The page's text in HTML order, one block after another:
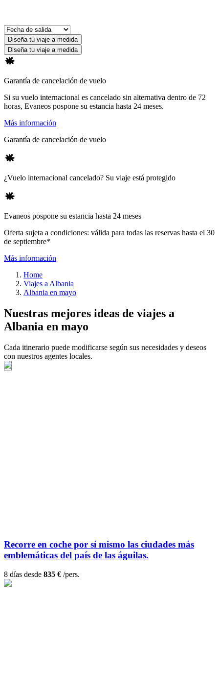
Diseña tu viaje a medida
Diseña tu viaje a medida
Garantía de cancelación de vuelo
Si su vuelo internacional es cancelado sin alternativa dentro de 72
horas, Evaneos pospone su estancia hasta 24 meses.
Más información
Garantía de cancelación de vuelo
¿Vuelo internacional cancelado? Su viaje está protegido
Evaneos pospone su estancia hasta 24 meses
Oferta sujeta a condiciones: válida para todas las reservas hasta el 30
de septiembre*
Más información
Home
Viajes a Albania
Albania en mayo
Nuestras mejores ideas de viajes a
Albania en mayo
Cada itinerario puede modificarse según sus necesidades y deseos
con nuestros agentes locales.
Recorre en coche por sí mismo las ciudades más
emblemáticas del país de las águilas.
8 días desde 835 € /pers.